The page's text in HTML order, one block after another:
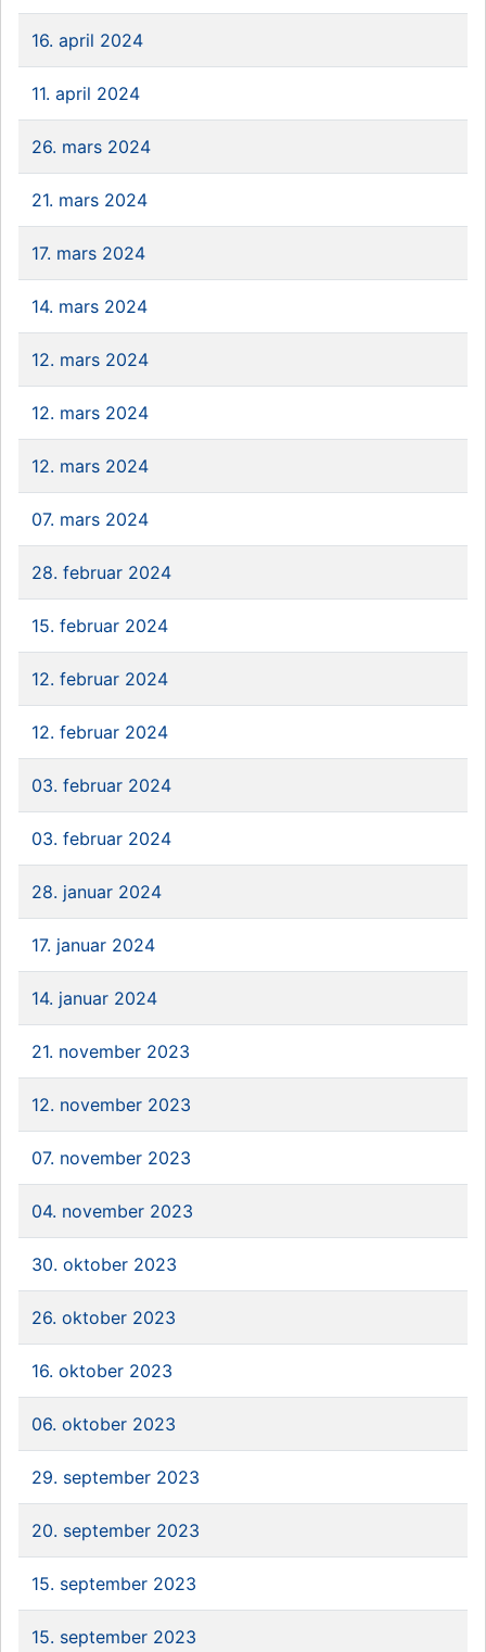
16. april 2024
11. april 2024
26. mars 2024
21. mars 2024
17. mars 2024
14. mars 2024
12. mars 2024
12. mars 2024
12. mars 2024
07. mars 2024
28. februar 2024
15. februar 2024
12. februar 2024
12. februar 2024
03. februar 2024
03. februar 2024
28. januar 2024
17. januar 2024
14. januar 2024
21. november 2023
12. november 2023
07. november 2023
04. november 2023
30. oktober 2023
26. oktober 2023
16. oktober 2023
06. oktober 2023
29. september 2023
20. september 2023
15. september 2023
15. september 2023